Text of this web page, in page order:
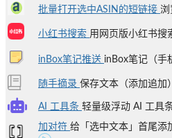
批量打开选中ASIN的短链接 浏
小红书搜索 用网页版小红书搜
inBox笔记推送 inBox笔记（手
随手摘录 保存文本（添加追加
AI 工具条 轻量级浮动 AI 工具
加对符 给「选中文本」首尾添